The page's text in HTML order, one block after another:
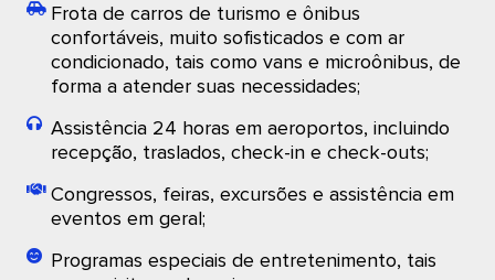
Frota de carros de turismo e ônibus
confortáveis, muito sofisticados e com ar
condicionado, tais como vans e microônibus, de
forma a atender suas necessidades;
Assistência 24 horas em aeroportos, incluindo
recepção, traslados, check-in e check-outs;
Congressos, feiras, excursões e assistência em
eventos em geral;
Programas especiais de entretenimento, tais